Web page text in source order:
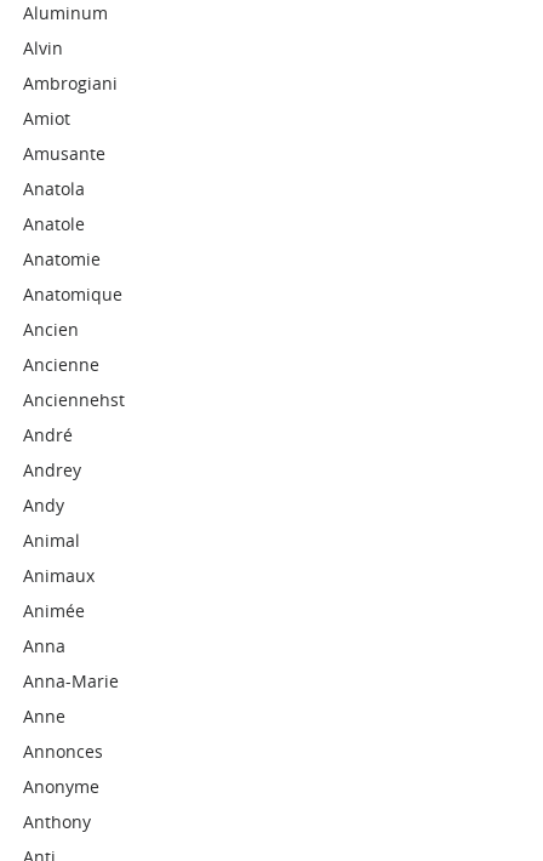
Aluminum
Alvin
Ambrogiani
Amiot
Amusante
Anatola
Anatole
Anatomie
Anatomique
Ancien
Ancienne
Anciennehst
André
Andrey
Andy
Animal
Animaux
Animée
Anna
Anna-Marie
Anne
Annonces
Anonyme
Anthony